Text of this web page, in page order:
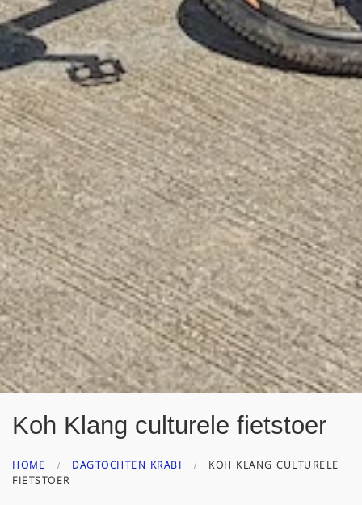
Koh Klang culturele fietstoer
HOME DAGTOCHTEN KRABI
KOH KLANG CULTURELE
FIETSTOER